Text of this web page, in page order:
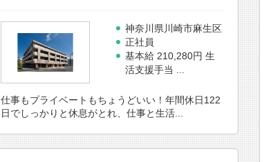
神奈川県川崎市麻生区
正社員
基本給 210,280円 生
活支援手当 ...
仕事もプライベートもちょうどいい！年間休日122
日でしっかりと休息がとれ、仕事と生活...